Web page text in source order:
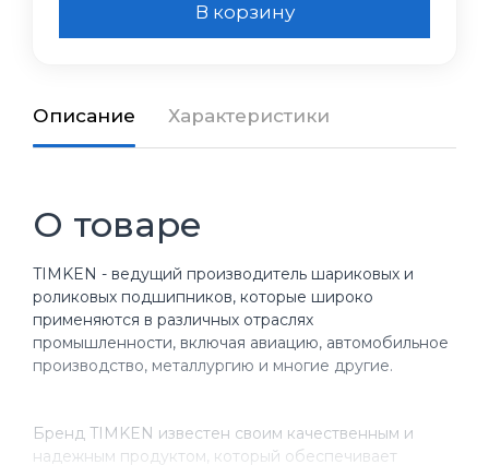
В корзину
Описание Характеристики
О товаре
TIMKEN - ведущий производитель шариковых и
роликовых подшипников, которые широко
применяются в различных отраслях
промышленности, включая авиацию, автомобильное
производство, металлургию и многие другие.
Бренд TIMKEN известен своим качественным и
надежным продуктом, который обеспечивает